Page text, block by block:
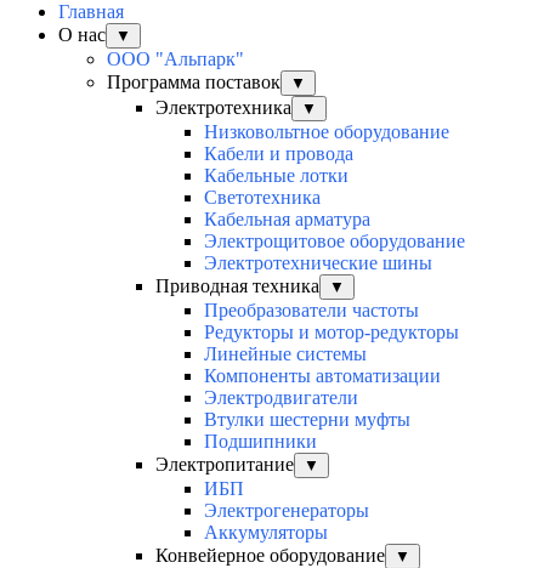
Главная
О нас
▼
ООО "Альпарк"
Программа поставок
▼
Электротехника ▼
Низковольтное оборудование
Кабели и провода
Кабельные лотки
Светотехника
Кабельная арматура
Электрощитовое оборудование
Электротехнические шины
Приводная техника
▼
Преобразователи частоты
Редукторы и мотор-редукторы
Линейные системы
Компоненты автоматизации
Электродвигатели
Втулки шестерни муфты
Подшипники
Электропитание
▼
ИБП
Электрогенераторы
Аккумуляторы
Конвейерное оборудование
▼